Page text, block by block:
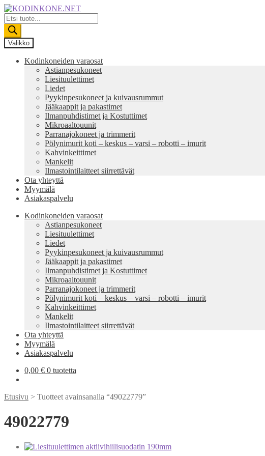
Siirry
navigointiin
Siirry
sisältöön
Products
search
Valikko
Kodinkoneiden varaosat
Astianpesukoneet
Liesituulettimet
Liedet
Pyykinpesukoneet ja kuivausrummut
Jääkaappit ja pakastimet
Ilmanpuhdistimet ja Kostuttimet
Mikroaaltouunit
Parranajokoneet ja trimmerit
Pölynimurit koti – keskus – varsi – robotti – imurit
Kahvinkeittimet
Mankelit
Ilmastointilaitteet siirrettävät
Ota yhteyttä
Myymälä
Asiakaspalvelu
Kodinkoneiden varaosat
Astianpesukoneet
Liesituulettimet
Liedet
Pyykinpesukoneet ja kuivausrummut
Jääkaappit ja pakastimet
Ilmanpuhdistimet ja Kostuttimet
Mikroaaltouunit
Parranajokoneet ja trimmerit
Pölynimurit koti – keskus – varsi – robotti – imurit
Kahvinkeittimet
Mankelit
Ilmastointilaitteet siirrettävät
Ota yhteyttä
Myymälä
Asiakaspalvelu
0,00 € 0 tuotetta
Etusivu > Tuotteet avainsanalla “49022779”
49022779